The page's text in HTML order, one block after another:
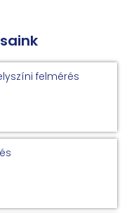
felmérés